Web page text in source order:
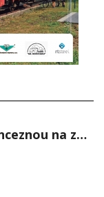
Prohlídka s princeznou na zámku Stekník